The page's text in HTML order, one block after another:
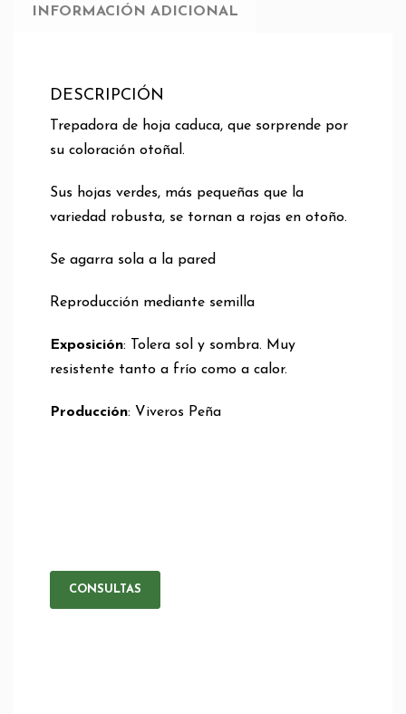
INFORMACIÓN ADICIONAL
DESCRIPCIÓN
Trepadora de hoja caduca, que sorprende por
su coloración otoñal.
Sus hojas verdes, más pequeñas que la
variedad robusta, se tornan a rojas en otoño.
Se agarra sola a la pared
Reproducción mediante semilla
Exposición: Tolera sol y sombra. Muy
resistente tanto a frío como a calor.
Producción: Viveros Peña
CONSULTAS